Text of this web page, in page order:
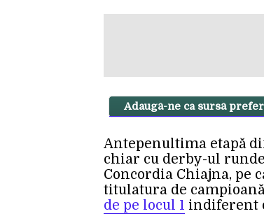
Adaugă-ne ca sursă
Antepenultima etapă
chiar cu derby-ul
Concordia Chiajna, pe
titulatura de
de pe locul 1 indiferent